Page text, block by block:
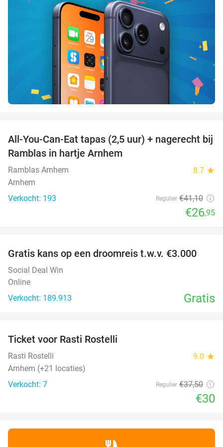
34%
All-You-Can-Eat tapas (2,5 uur) + nagerecht bij
Ramblas in hartje Arnhem
Ramblas Arnhem 8.7 star
Arnhem
Verkocht: 193
Regulier €41,10
€26,95
Gratis kans op een droomreis t.w.v. €3.000
Social Deal Win
Online
Verkocht: 189.913
Gratis
TODAY
Ticket voor Rasti Rostelli
Rasti Rostelli 9.0 star
Arnhem (+21 locaties)
Verkocht: 7
Regulier €37,50
€30